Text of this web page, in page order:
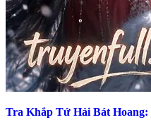
Tra Khắp Tứ Hải Bát